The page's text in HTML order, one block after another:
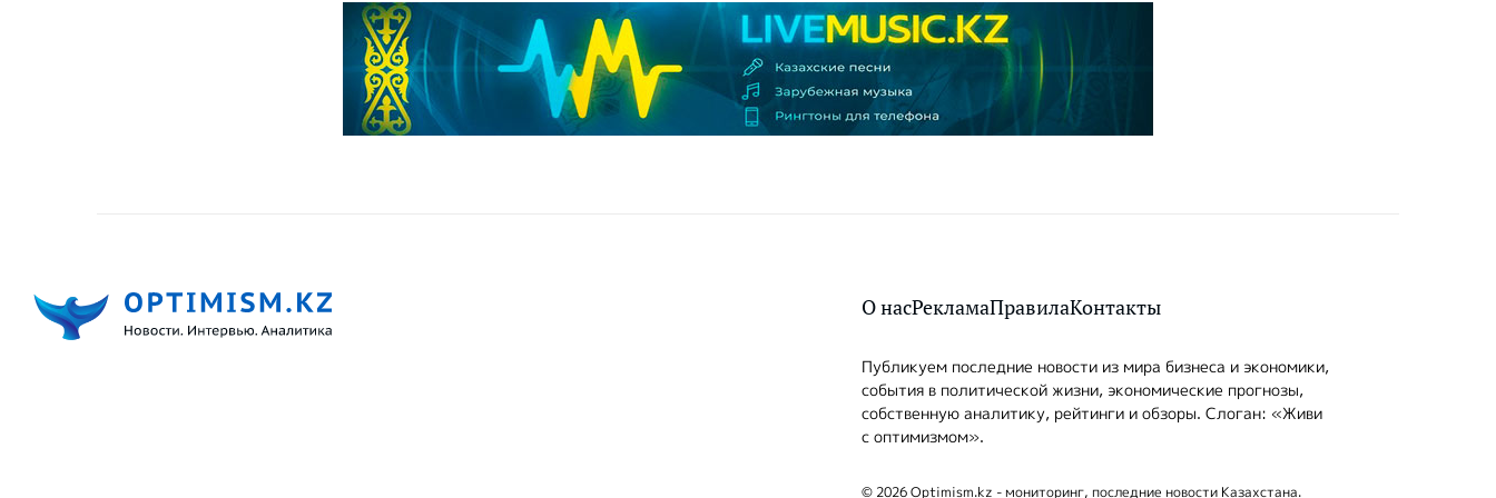
О насРекламаПравилаКонтакты
Публикуем последние новости из мира бизнеса и экономики,
события в политической жизни, экономические прогнозы,
собственную аналитику, рейтинги и обзоры. Слоган: «Живи
с оптимизмом».
© 2026 Optimism.kz - мониторинг, последние новости Казахстана.